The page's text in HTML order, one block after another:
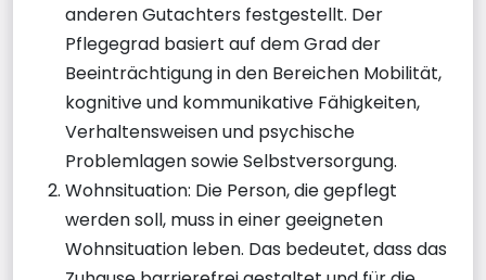
anderen Gutachters festgestellt. Der
Pflegegrad basiert auf dem Grad der
Beeinträchtigung in den Bereichen Mobilität,
kognitive und kommunikative Fähigkeiten,
Verhaltensweisen und psychische
Problemlagen sowie Selbstversorgung.
Wohnsituation: Die Person, die gepflegt
werden soll, muss in einer geeigneten
Wohnsituation leben. Das bedeutet, dass das